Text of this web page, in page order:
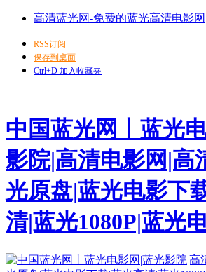
高清蓝光网-免费的蓝光高清电影网
RSS订阅
保存到桌面
Ctrl+D 加入收藏夹
中国蓝光网丨蓝光
影院|高清电影网|高
光原盘|蓝光电影下
清|蓝光1080P|蓝光